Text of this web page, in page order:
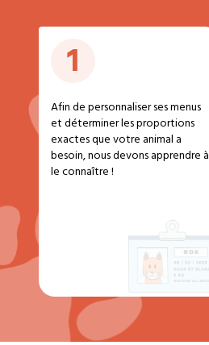
1
Afin de personnaliser ses menus
et déterminer les proportions
exactes que votre animal a
besoin, nous devons apprendre à
le connaître !